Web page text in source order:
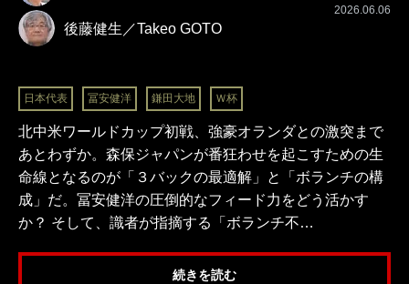
後藤健生／Takeo GOTO
2026.06.06
日本代表 冨安健洋 鎌田大地 Ｗ杯
北中米ワールドカップ初戦、強豪オランダとの激突まで
あとわずか。森保ジャパンが番狂わせを起こすための生
命線となるのが「３バックの最適解」と「ボランチの構
成」だ。冨安健洋の圧倒的なフィード力をどう活かす
か？ そして、識者が指摘する「ボランチ不…
続きを読む